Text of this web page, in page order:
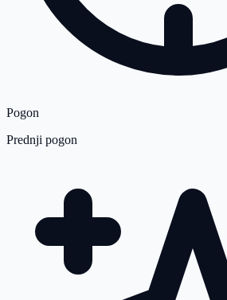
Pogon
Prednji pogon